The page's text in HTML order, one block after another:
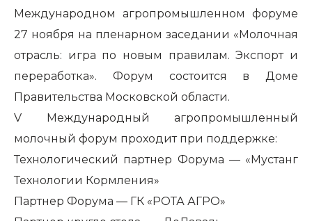
Международном агропромышленном форуме
27 ноября на пленарном заседании «Молочная
отрасль: игра по новым правилам. Экспорт и
переработка». Форум состоится в Доме
Правительства Московской области.
V Международный агропромышленный
молочный форум проходит при поддержке:
Технологический партнер Форума — «Мустанг
Технологии Кормления»
Партнер Форума — ГК «РОТА АГРО»